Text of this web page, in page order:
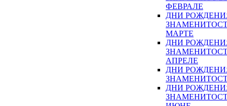
ФЕВРАЛЕ
ДНИ
МАРТЕ
ДНИ
АПРЕЛЕ
ДНИ
ДНИ